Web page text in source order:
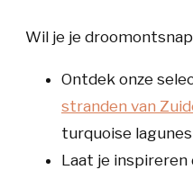
Wil je je
Ontdek onze
stranden van
turquoise
Laat je inspireren